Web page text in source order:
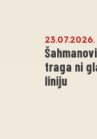
traga ni
liniju